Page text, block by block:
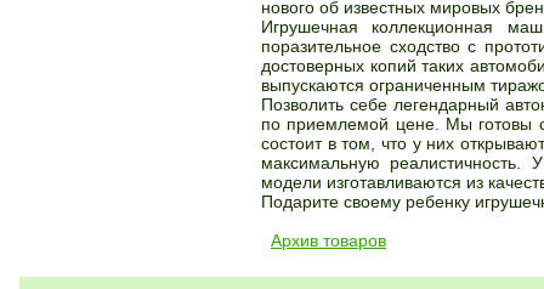
нового об известных мировых
Игрушечная коллекционная
поразительное сходство с
достоверных копий таких
выпускаются ограниченным
Позволить себе легендарный
по приемлемой цене. Мы готовы
состоит в том, что у них
максимальную
модели изготавливаются из
Подарите своему ребенку
Архив товаров